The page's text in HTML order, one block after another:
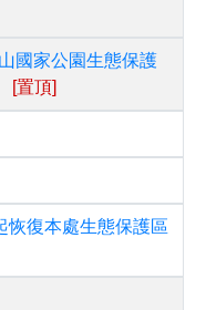
國家公園生態保護
[置頂]
恢復本處生態保護區